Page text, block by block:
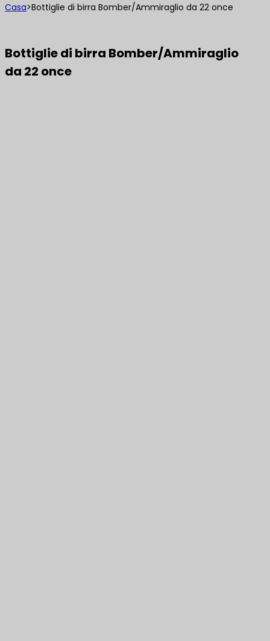
Casa>Bottiglie di birra Bomber/Ammiraglio da 22 once
Bottiglie di birra Bomber/Ammiraglio
da 22 once